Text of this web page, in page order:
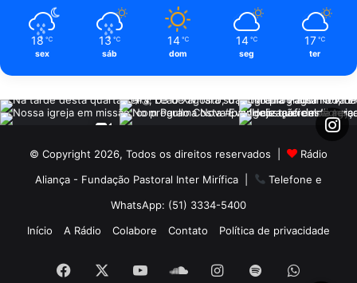
18 ℃
sex
13 ℃
sáb
14 ℃
dom
14 ℃
seg
17 ℃
ter
© Copyright 2026, Todos os direitos reservados |
Rádio
Aliança - Fundação Pastoral Inter Mirífica|
Telefone e
WhatsApp: (51) 3334-5400
Início
A Rádio Colabore Contato Política de privacidade
Facebook YouTubeSoundCloud
Instagram
Spotify